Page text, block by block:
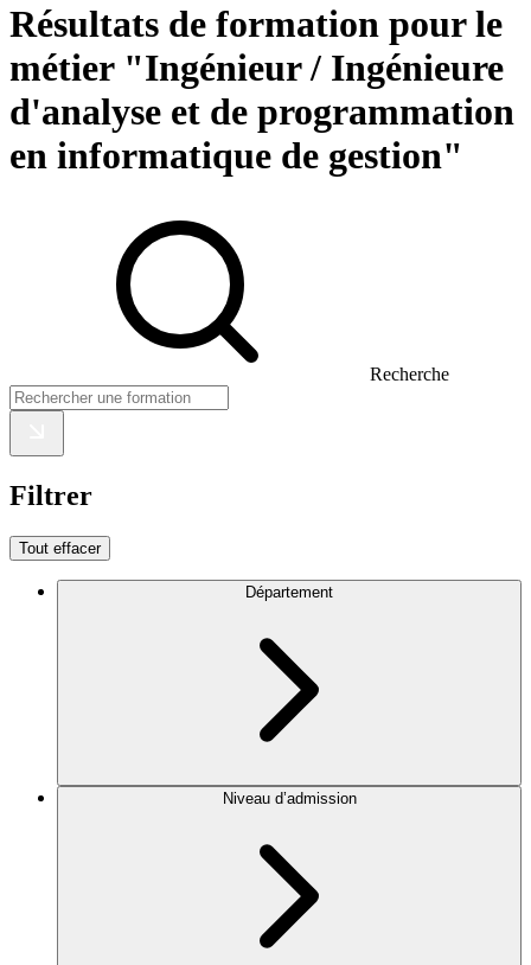
Résultats de formation pour le
métier "Ingénieur / Ingénieure
d'analyse et de programmation
en informatique de gestion"
Recherche
Filtrer
Tout effacer
Département
Niveau d’admission